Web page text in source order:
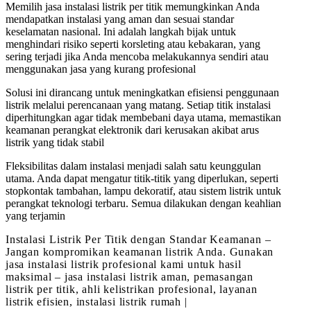
Memilih jasa instalasi listrik per titik memungkinkan Anda
mendapatkan instalasi yang aman dan sesuai standar
keselamatan nasional. Ini adalah langkah bijak untuk
menghindari risiko seperti korsleting atau kebakaran, yang
sering terjadi jika Anda mencoba melakukannya sendiri atau
menggunakan jasa yang kurang profesional
Solusi ini dirancang untuk meningkatkan efisiensi penggunaan
listrik melalui perencanaan yang matang. Setiap titik instalasi
diperhitungkan agar tidak membebani daya utama, memastikan
keamanan perangkat elektronik dari kerusakan akibat arus
listrik yang tidak stabil
Fleksibilitas dalam instalasi menjadi salah satu keunggulan
utama. Anda dapat mengatur titik-titik yang diperlukan, seperti
stopkontak tambahan, lampu dekoratif, atau sistem listrik untuk
perangkat teknologi terbaru. Semua dilakukan dengan keahlian
yang terjamin
Instalasi Listrik Per Titik dengan Standar Keamanan –
Jangan kompromikan keamanan listrik Anda. Gunakan
jasa instalasi listrik profesional kami untuk hasil
maksimal – jasa instalasi listrik aman, pemasangan
listrik per titik, ahli kelistrikan profesional, layanan
listrik efisien, instalasi listrik rumah |